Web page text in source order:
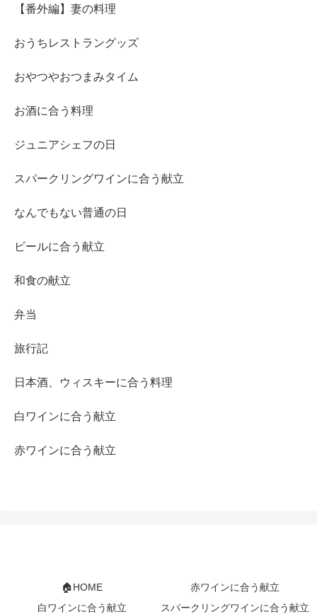
【番外編】妻の料理
おうちレストラングッズ
おやつやおつまみタイム
お酒に合う料理
ジュニアシェフの日
スパークリングワインに合う献立
なんでもない普通の日
ビールに合う献立
和食の献立
弁当
旅行記
日本酒、ウィスキーに合う料理
白ワインに合う献立
赤ワインに合う献立
🏠HOME
赤ワインに合う献立
白ワインに合う献立
スパークリングワインに合う献立